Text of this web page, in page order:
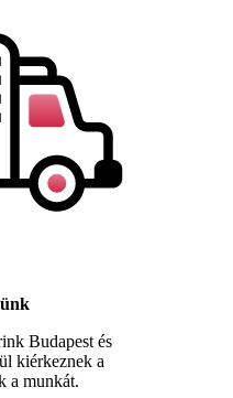
Budapest és
kiérkeznek a
a munkát.